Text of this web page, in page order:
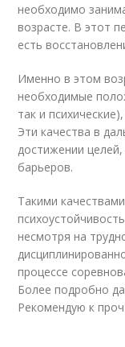
необходимо
возрасте. В этот
есть
Именно в этом
необходимые
так и
Эти качества в
достижении
барьеров.
Такими
несмотря на
процессе
Более подробно
Рекомендую к